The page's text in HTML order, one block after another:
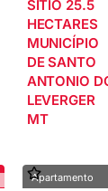
SÍTIO 25.5
HECTARES
MUNICÍPIO
DE SANTO
ANTONIO
LEVERGER
MT
Apartamento